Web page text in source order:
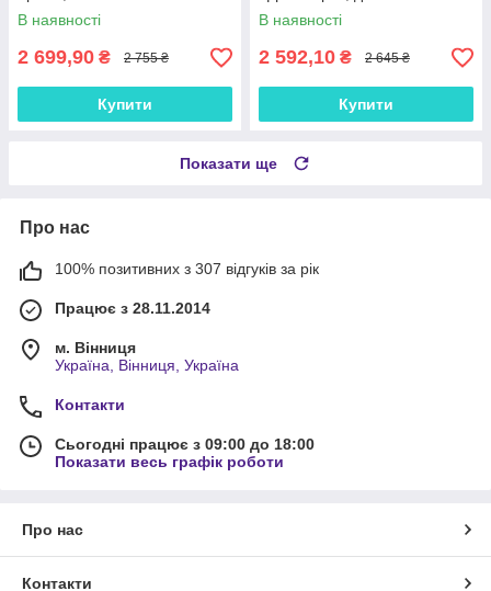
іграшками, 224×181×72 см,
дитячий, від 2 років
В наявності
2 699,90 ₴ 2 755 ₴
Купити
201×157×69 см, 160 л, від 2
років
В наявності
2 592,10 ₴ 2 645 ₴
Купити
Показати ще
Про нас
100% позитивних з 307 відгуків за рік
Працює з 28.11.2014
м. Вінниця
Україна, Вінниця, Україна
Контакти
Сьогодні працює з 09:00 до 18:00
Показати весь графік роботи
Про нас
Контакти